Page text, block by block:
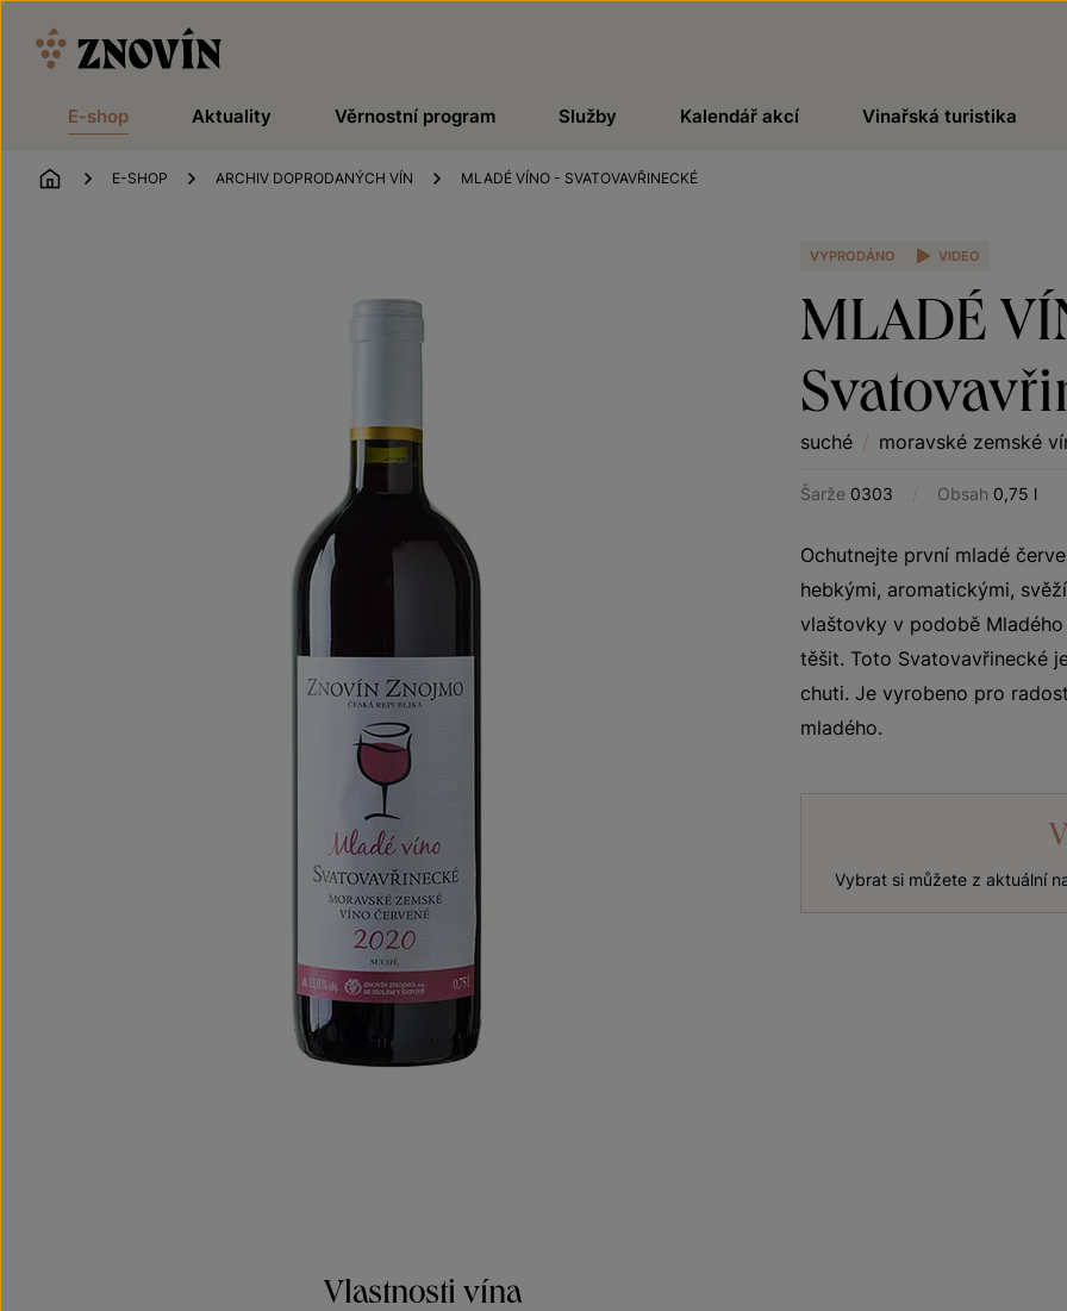
E-shop Aktuality Věrnostní program Služby Kalendář akcí Vinařská turistika
ÚVOD
E-SHOP ARCHIV DOPRODANÝCH VÍN MLADÉ VÍNO - SVATOVAVŘINECKÉ
VYPRODÁNO VIDEO
MLADÉ
suché / moravské zemské
Šarže 0303 / Obsah 0,75 l
Ochutnejte první mladé
hebkými, aromatickými,
vlaštovky v podobě
těšit. Toto Svatovavřinecké
chuti. Je vyrobeno pro
mladého.
Vybrat si můžete z aktuální
Vlastnosti vína